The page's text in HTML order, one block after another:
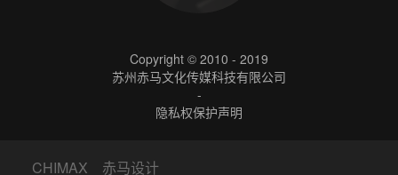
Copyright © 2010 - 2019
苏州赤马文化传媒科技有限公司
-
隐私权保护声明
CHIMAX 赤马设计